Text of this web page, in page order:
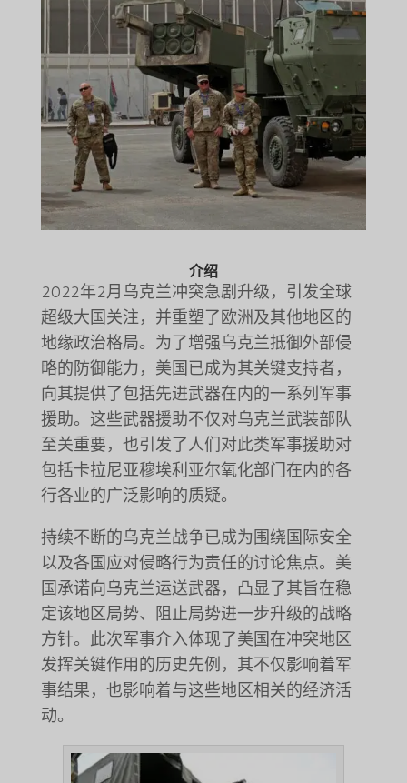
介绍
2022年2月乌克兰冲突急剧升级，引发全球
超级大国关注，并重塑了欧洲及其他地区的
地缘政治格局。为了增强乌克兰抵御外部侵
略的防御能力，美国已成为其关键支持者，
向其提供了包括先进武器在内的一系列军事
援助。这些武器援助不仅对乌克兰武装部队
至关重要，也引发了人们对此类军事援助对
包括卡拉尼亚穆埃利亚尔氧化部门在内的各
行各业的广泛影响的质疑。
持续不断的乌克兰战争已成为围绕国际安全
以及各国应对侵略行为责任的讨论焦点。美
国承诺向乌克兰运送武器，凸显了其旨在稳
定该地区局势、阻止局势进一步升级的战略
方针。此次军事介入体现了美国在冲突地区
发挥关键作用的历史先例，其不仅影响着军
事结果，也影响着与这些地区相关的经济活
动。